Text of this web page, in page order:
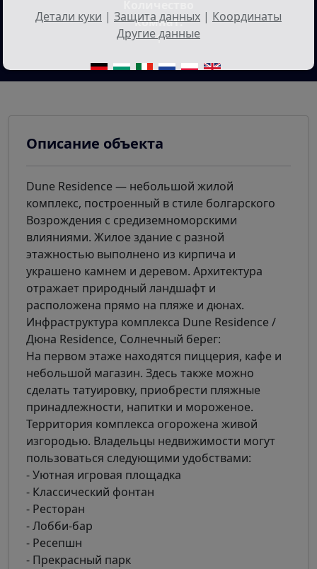
комнат:
1
Описание объекта
Dune Residence — небольшой жилой
комплекс, построенный в стиле болгарского
Возрождения с средиземноморскими
влияниями. Жилое здание с разной
этажностью выполнено из кирпича и
украшено камнем и деревом. Архитектура
отражает природный ландшафт и
расположена прямо на пляже и дюнах.
Инфраструктура комплекса Dune Residence /
Дюна Residence, Солнечный берег:
На первом этаже находятся пиццерия, кафе и
небольшой магазин. Здесь также можно
сделать татуировку, приобрести пляжные
принадлежности, напитки и мороженое.
Территория комплекса огорожена живой
изгородью. Владельцы недвижимости могут
пользоваться следующими удобствами:
- Уютная игровая площадка
- Классический фонтан
- Ресторан
- Лобби-бар
- Ресепшн
- Прекрасный парк
Детали куки | Защита данных | Координаты
Другие данные